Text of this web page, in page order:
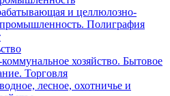
и целлюлозно-
Полиграфия
хозяйство. Бытовое
Торговля
лесное, охотничье и